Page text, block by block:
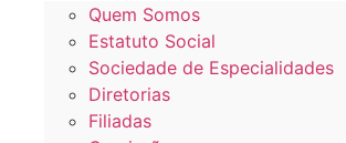
Quem Somos
Estatuto Social
Sociedade de Especialidades
Diretorias
Filiadas